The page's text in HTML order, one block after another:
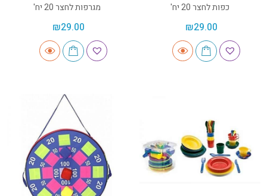
כפות לחצר 20 יח'
₪29.00
מגרפות לחצר 20 יח'
₪29.00